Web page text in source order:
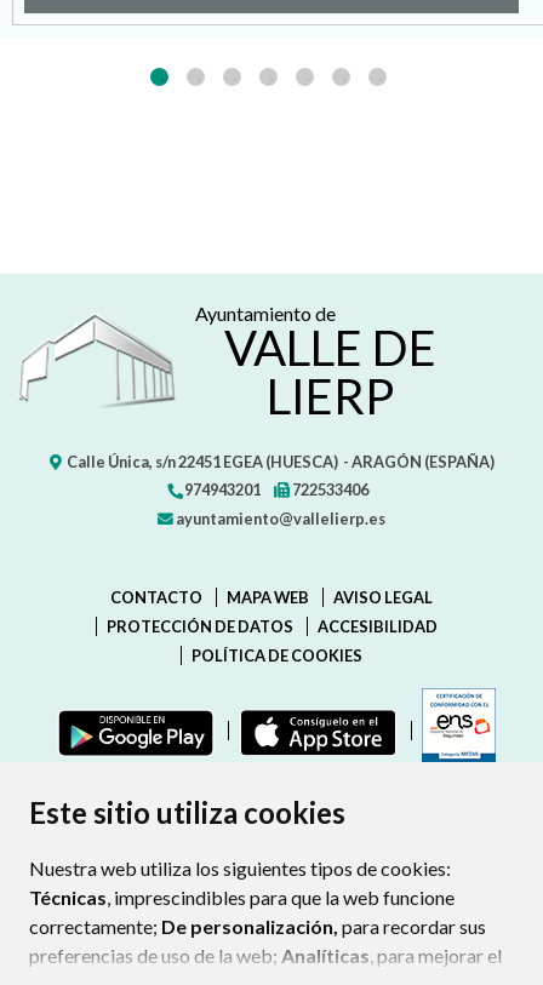
Este sitio utiliza cookies
Nuestra web utiliza los siguientes tipos de cookies:
Técnicas, imprescindibles para que la web funcione
correctamente; De personalización, para recordar sus
preferencias de uso de la web; Analíticas, para mejorar el
Ayuntamiento de
VALLE DE
LIERP
Calle Única, s/n22451 EGEA (HUESCA) - ARAGÓN (ESPAÑA)
974943201
722533406
ayuntamiento@vallelierp.es
CONTACTO MAPA WEB
AVISO LEGAL
PROTECCIÓN DE DATOS
ACCESIBILIDAD
POLÍTICA DE COOKIES